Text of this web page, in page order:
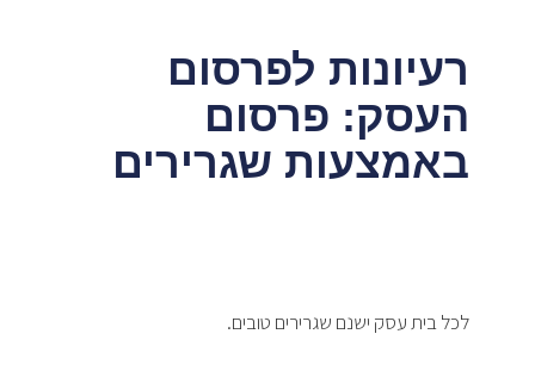
רעיונות לפרסום
העסק: פרסום
באמצעות שגרירים
לכל בית עסק ישנם שגרירים טובים.